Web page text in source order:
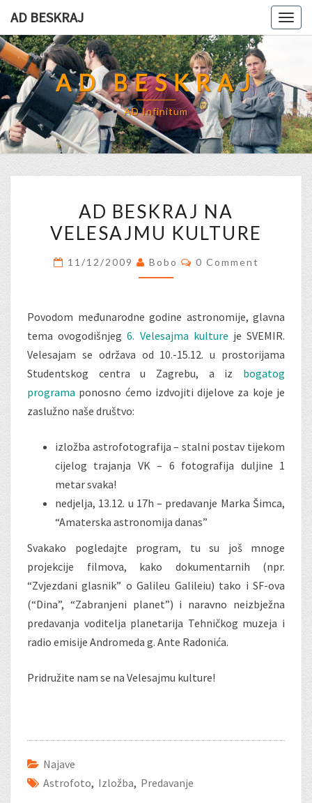
content
AD BESKRAJ
AD BESKRAJ
AD Infinitum
BESKRAJ
NA
KULTURE
AD BESKRAJ NA
VELESAJMU KULTURE
11/12/2009 Bobo Comments
0 Comment
Povodom međunarodne godine astronomije, glavna
tema ovogodišnjeg6. Velesajma kulture je SVEMIR.
Velesajam se održava od 10.-15.12. u prostorijama
Studentskog centra u Zagrebu, a iz bogatog
programa ponosno ćemo izdvojiti dijelove za koje je
zaslužno naše društvo:
izložba astrofotografija – stalni postav tijekom
cijelog trajanja VK – 6 fotografija duljine 1
metar svaka!
nedjelja, 13.12. u 17h – predavanje Marka Šimca,
“Amaterska astronomija danas”
Svakako pogledajte program, tu su još mnoge
projekcije filmova, kako dokumentarnih (npr.
“Zvjezdani glasnik” o Galileu Galileiu) tako i SF-ova
(“Dina”, “Zabranjeni planet”) i naravno neizbježna
predavanja voditelja planetarija Tehničkog muzeja i
radio emisije Andromeda g. Ante Radonića.
Pridružite nam se na Velesajmu kulture!
Najave
Astrofoto, Izložba, Predavanje